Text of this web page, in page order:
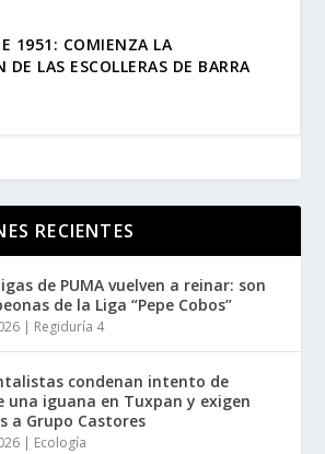
1951: COMIENZA LA
DE LAS ESCOLLERAS DE BARRA
RECIENTES
de PUMA vuelven a reinar: son
de la Liga “Pepe Cobos”
| Regiduría 4
condenan intento de
una iguana en Tuxpan y exigen
a Grupo Castores
| Ecología